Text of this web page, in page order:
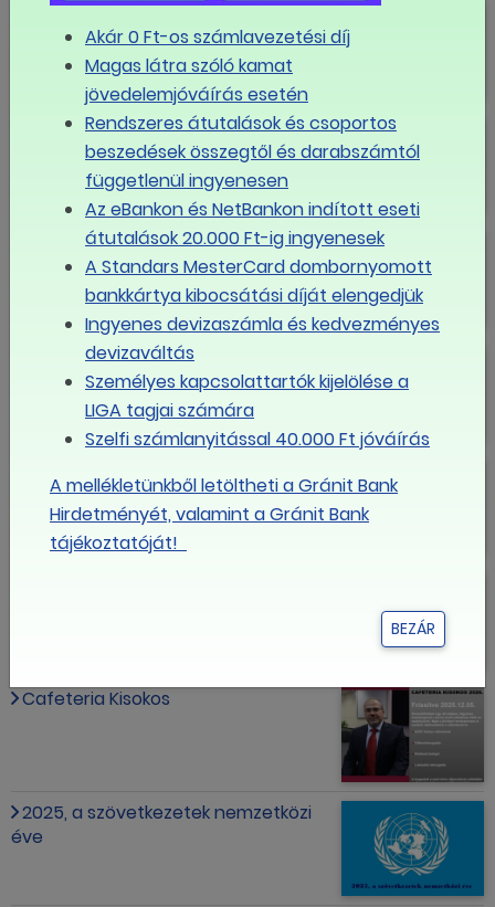
A munkafeltételek nagy része a
kollektív szerződéseken múlik
Munkavégzés zord időjárási
körülmények között
Nő a családi adókedvezmény
Megjelent a 2026-os minimálbérről
és garantált bérminimumról szóló
kormányrendelet
Cafeteria Kisokos
2025, a szövetkezetek nemzetközi
éve
Akár 0 Ft-os számlavezetési díj
Magas látra szóló kamat
jövedelemjóváírás esetén
Rendszeres átutalások és csoportos
beszedések összegtől és darabszámtól
függetlenül ingyenesen
Az eBankon és NetBankon indított eseti
átutalások 20.000 Ft-ig ingyenesek
A Standars MesterCard dombornyomott
bankkártya kibocsátási díját elengedjük
Ingyenes devizaszámla és kedvezményes
devizaváltás
Személyes kapcsolattartók kijelölése a
LIGA tagjai számára
Szelfi számlanyitással 40.000 Ft jóváírás
A mellékletünkből letöltheti a Gránit Bank
Hirdetményét, valamint a Gránit Bank
tájékoztatóját!
BEZÁR